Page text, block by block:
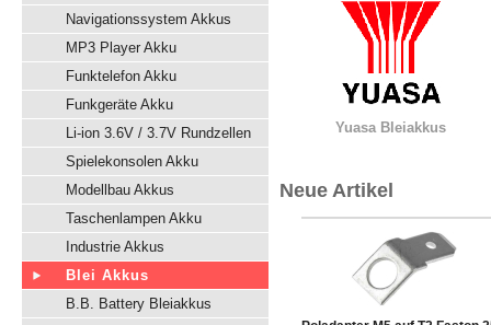
Navigationssystem Akkus
MP3 Player Akku
Funktelefon Akku
Funkgeräte Akku
Li-ion 3.6V / 3.7V Rundzellen
Spielekonsolen Akku
Modellbau Akkus
Taschenlampen Akku
Industrie Akkus
Blei Akkus
B.B. Battery Bleiakkus
Yuasa Bleiakkus
Neue Artikel